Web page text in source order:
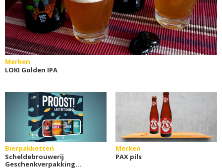
Merken
LOKI Golden IPA
Bierpakketten
Scheldebrouwerij
Geschenkverpakking
Merken
PAX pils